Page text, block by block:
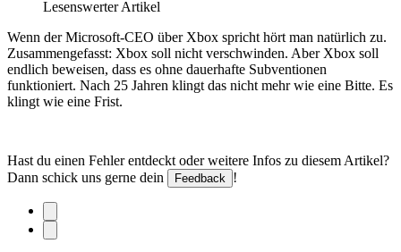
Lesenswerter Artikel
Wenn der Microsoft-CEO über Xbox spricht hört man natürlich zu.
Zusammengefasst: Xbox soll nicht verschwinden. Aber Xbox soll
endlich beweisen, dass es ohne dauerhafte Subventionen
funktioniert. Nach 25 Jahren klingt das nicht mehr wie eine Bitte. Es
klingt wie eine Frist.
Hast du einen Fehler entdeckt oder weitere Infos zu diesem Artikel?
Dann schick uns gerne dein
Feedback !